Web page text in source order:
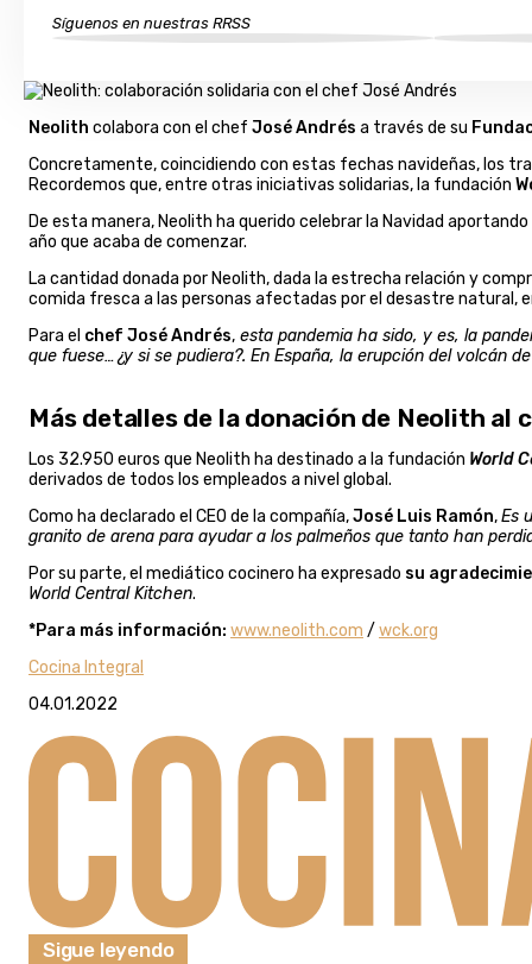
Síguenos en nuestras RRSS
Neolith colabora con el chef José Andrés a través de su
Concretamente, coincidiendo con estas fechas navideñas, los
Recordemos que, entre otras iniciativas solidarias, la fundación
De esta manera, Neolith ha querido celebrar la Navidad
año que acaba de comenzar.
La cantidad donada por Neolith, dada la estrecha relación y
comida fresca a las personas afectadas por el desastre natural,
Para el chef José Andrés, esta pandemia ha sido, y es, la
que fuese…¿y si se pudiera?. En España, la erupción del volcán
Más detalles de la donación de Neolith al
Los 32.950 euros que Neolith ha destinado a la fundación World
derivados de todos los empleados a nivel global.
Como ha declarado el CEO de la compañía,José Luis Ramón,Es
granito de arena para ayudar a los palmeños que tanto han
Por su parte, el mediático cocinero ha expresado su
World Central Kitchen.
*Para más información: www.neolith.com / wck.org
Cocina Integral
04.01.2022
Sigue leyendo